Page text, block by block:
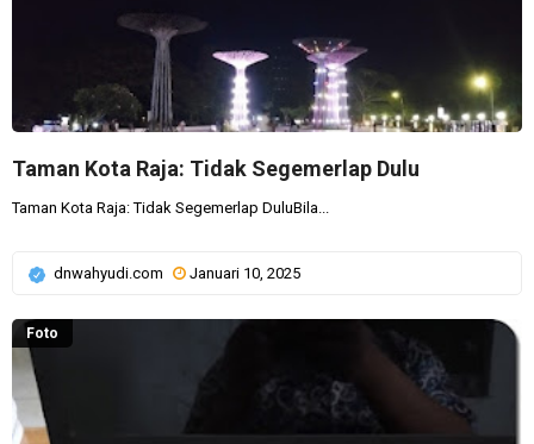
Taman Kota Raja: Tidak Segemerlap Dulu
Taman Kota Raja: Tidak Segemerlap DuluBila...
dnwahyudi.com Januari 10, 2025
Foto